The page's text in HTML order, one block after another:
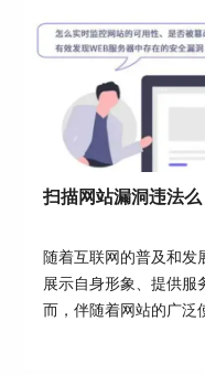
5、在手机配置代理
扫描网站漏洞违法
随着互联网的普及和发
展示自身形象、提供服
而，伴随着网站的广泛
多，网站的安全性问